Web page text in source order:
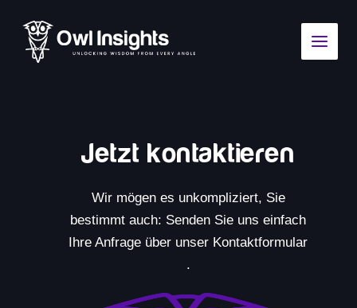
Inhalt
springen
Menu
Jetzt kontaktieren
Wir mögen es unkompliziert, Sie
bestimmt auch: Senden Sie uns einfach
Ihre Anfrage über unser Kontaktformular
.